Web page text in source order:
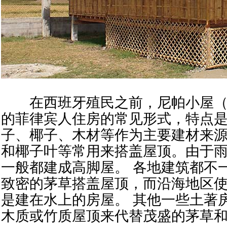
在西班牙殖民之前，尼帕小屋（
的菲律宾人住房的常见形式，特点
子、椰子、木材等作为主要建材来
和椰子叶等常用来搭盖屋顶。由于
一般都建成高脚屋。 各地建筑都不
致密的茅草搭盖屋顶，而沿海地区
是建在水上的房屋。 其他一些土著
木质或竹质屋顶来代替茂盛的茅草